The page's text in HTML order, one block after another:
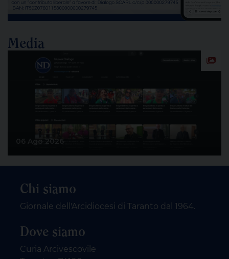
Media
Chi siamo
Giornale dell'Arcidiocesi di Taranto dal 1964.
Dove siamo
Curia Arcivescovile